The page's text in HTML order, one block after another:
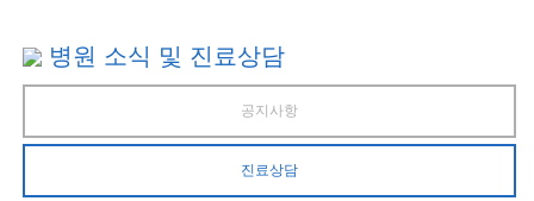
병원 소식 및 진료상담
공지사항
진료상담